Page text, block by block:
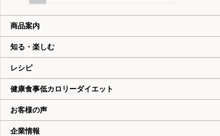
商品案内
知る・楽しむ
レシピ
健康食事低カロリーダイエット
お客様の声
企業情報